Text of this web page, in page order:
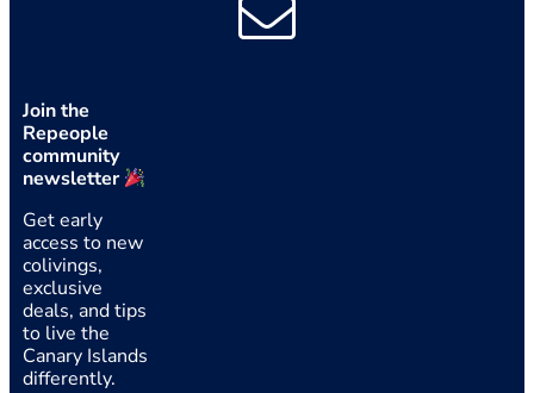
Join the
Repeople
community
newsletter
Get early
access to new
colivings,
exclusive
deals, and tips
to live the
Canary Islands
differently.